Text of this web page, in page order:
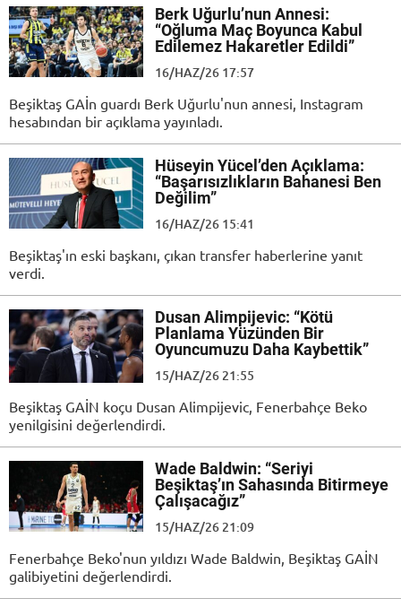
Berk Uğurlu’nun Annesi:
“Oğluma Maç Boyunca Kabul
Edilemez Hakaretler Edildi”
16/HAZ/26 17:57
Beşiktaş GAİn guardı Berk Uğurlu'nun annesi, Instagram
hesabından bir açıklama yayınladı.
Hüseyin Yücel’den Açıklama:
“Başarısızlıkların Bahanesi Ben
Değilim”
16/HAZ/26 15:41
Beşiktaş'ın eski başkanı, çıkan transfer haberlerine yanıt
verdi.
Dusan Alimpijevic: “Kötü
Planlama Yüzünden Bir
Oyuncumuzu Daha Kaybettik”
15/HAZ/26 21:55
Beşiktaş GAİN koçu Dusan Alimpijevic, Fenerbahçe Beko
yenilgisini değerlendirdi.
Wade Baldwin: “Seriyi
Beşiktaş’ın Sahasında Bitirmeye
Çalışacağız”
15/HAZ/26 21:09
Fenerbahçe Beko'nun yıldızı Wade Baldwin, Beşiktaş GAİN
galibiyetini değerlendirdi.